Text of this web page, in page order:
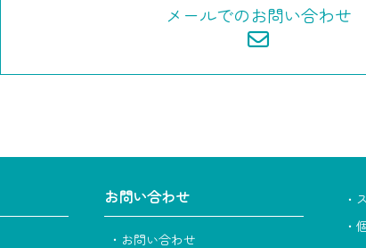
メールでのお問い合わせ
お問い合わせ
・お問い合わせ
・
・